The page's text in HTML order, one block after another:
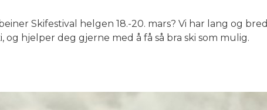
Skifestival helgen 18.-20. mars? Vi har lang og bred
og hjelper deg gjerne med å få så bra ski som mulig.